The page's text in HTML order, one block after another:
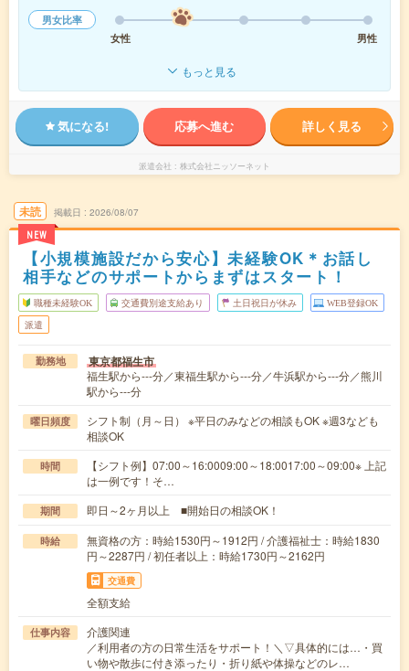
男女比率
女性
男性
もっと見る
気になる! 応募へ進む 詳しく見る
派遣会社 株式会社ニッソーネット
未読
NEW
掲載日 2026/08/07
【小規模施設だから安心】未経験OK＊お話し
相手などのサポートからまずはスタート！
職種未経験OK 交通費別途支給あり 土日祝日が休み WEB登録OK
派遣
勤務地 東京都福生市
福生駅から---分／東福生駅から---分／牛浜駅から---分／熊川
駅から---分
曜日頻度
シフト制（月～日） ※平日のみなどの相談もOK ※週3なども
相談OK
時間
【シフト例】07:00～16:0009:00～18:0017:00～09:00※ 上記
は一例です！そ…
期間 即日～2ヶ月以上 ■開始日の相談OK！
時給
無資格の方：時給1530円～1912円 / 介護福祉士：時給1830
円～2287円 / 初任者以上：時給1730円～2162円
交通費
全額支給
仕事内容
介護関連
／利用者の方の日常生活をサポート！＼▽具体的には…・買
い物や散歩に付き添ったり・折り紙や体操などのレ…